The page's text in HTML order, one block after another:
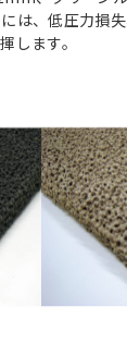
は、低圧力損
します。